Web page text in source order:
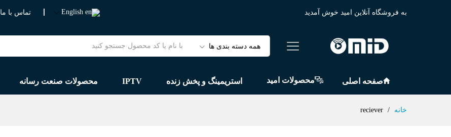
به فروشگاه آنلاین امید خوش آمدید تماس با ما
همه دسته بندی ها
صفحه اصلی محصولات امید استریمینگ و پخش زنده IPTV محصولات صنعت رسانه
خانه /
reciever